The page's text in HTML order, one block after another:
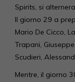
Spirits, si
Il giorno 29 a
Mario De Cicco,
Trapani,
Scudieri,
Mentre, il giorno